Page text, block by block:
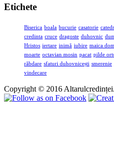
Etichete
Biserica boala bucurie casatorie
credinta cruce dragoste duhovnic
Hristos iertare inimă iubire maica
moarte octavian mosin pacat pilde
răbdare sfaturi duhovnicești smerenie
vindecare
Copyright © 2016